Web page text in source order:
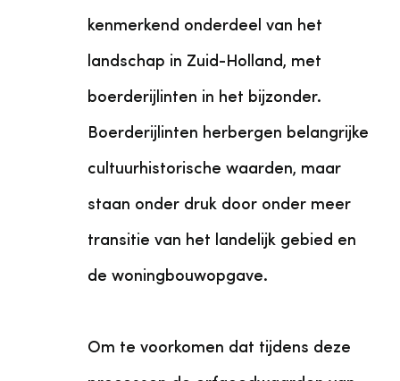
kenmerkend onderdeel van het
landschap in Zuid-Holland, met
boerderijlinten in het bijzonder.
Boerderijlinten herbergen belangrijke
cultuurhistorische waarden, maar
staan onder druk door onder meer
transitie van het landelijk gebied en
de woningbouwopgave.
Om te voorkomen dat tijdens deze